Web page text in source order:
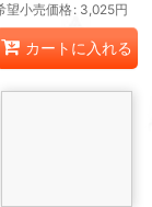
望小売価格: 3,025円
カートに入れる